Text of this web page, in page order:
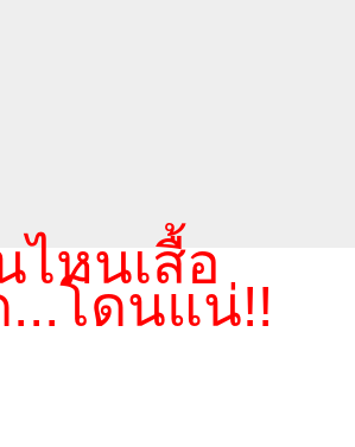
ไหนเสื้อ
โดนแน่!!